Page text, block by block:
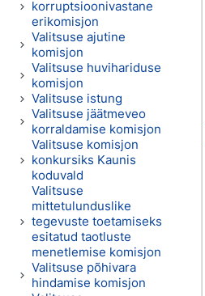
korruptsioonivastane
erikomisjon
Valitsuse ajutine
komisjon
Valitsuse huvihariduse
komisjon
Valitsuse istung
Valitsuse jäätmeveo
korraldamise komisjon
Valitsuse komisjon
konkursiks Kaunis
koduvald
Valitsuse
mittetulunduslike
tegevuste toetamiseks
esitatud taotluste
menetlemise komisjon
Valitsuse põhivara
hindamise komisjon